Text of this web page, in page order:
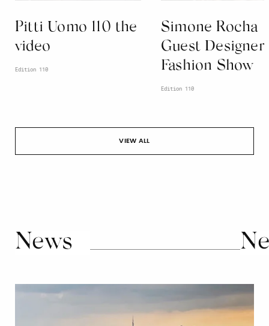
Pitti Uomo 110 the
video
Edition 110
Simone Rocha
Guest Designer
Fashion Show
Edition 110
VIEW ALL
News